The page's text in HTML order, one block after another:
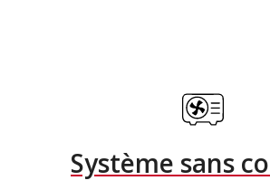
Système sans